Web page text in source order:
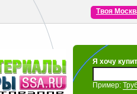
Твоя
Я хочу
Пример: